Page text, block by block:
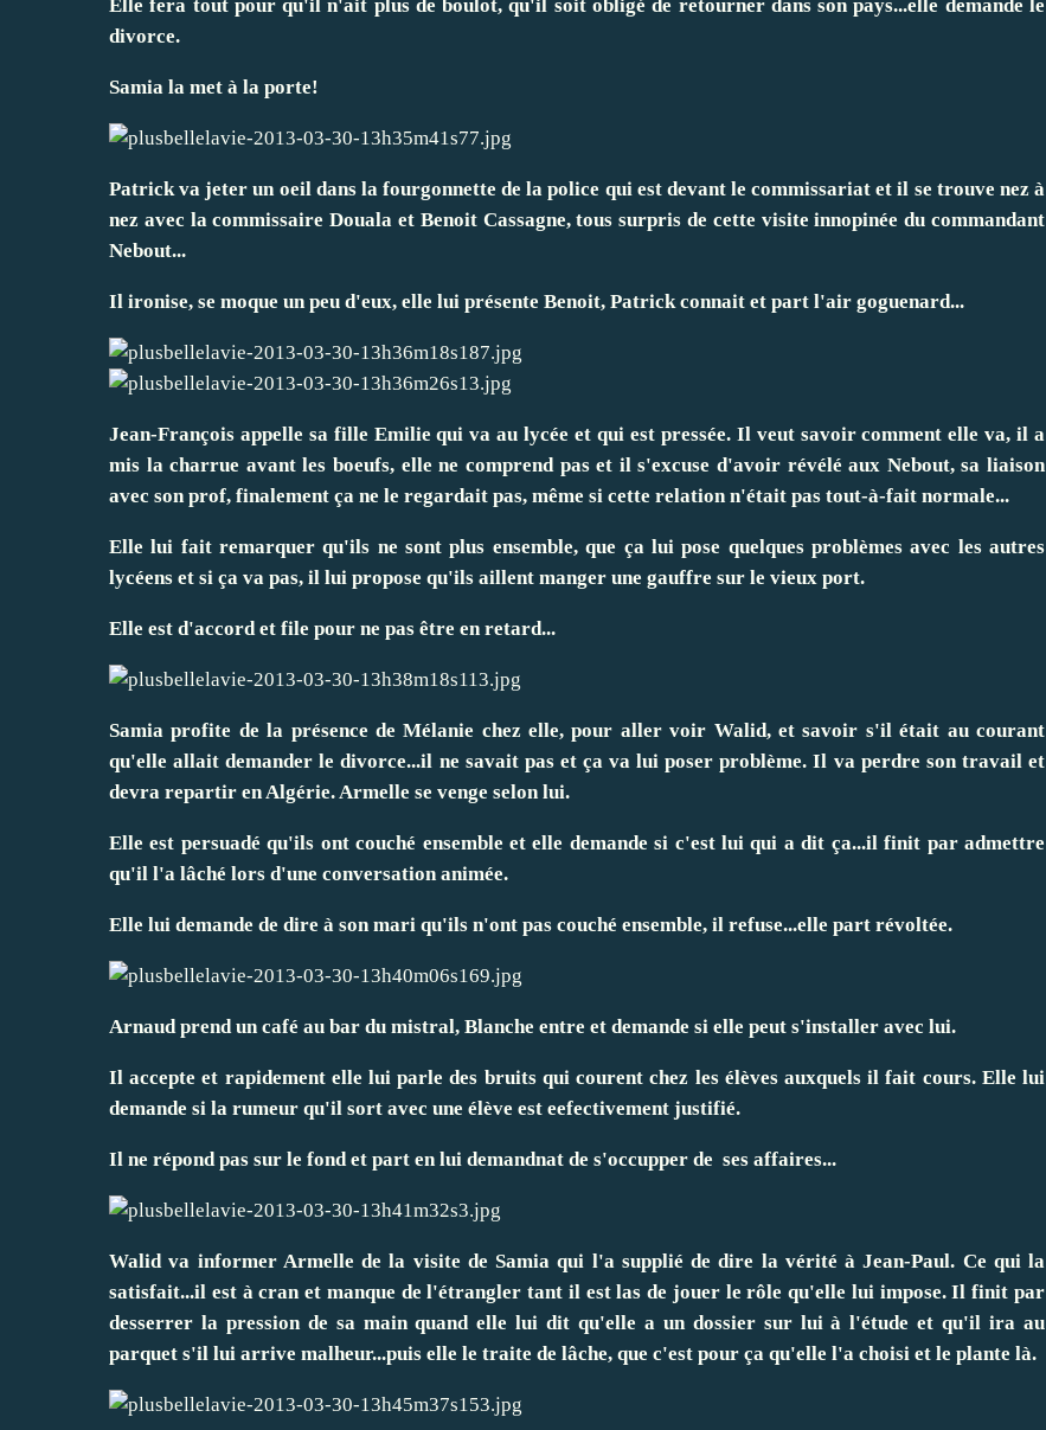
Elle fera tout pour qu'il n'ait plus de boulot, qu'il soit obligé de retourner dans son pays...elle demande le
divorce.
Samia la met à la porte!
Patrick va jeter un oeil dans la fourgonnette de la police qui est devant le commissariat et il se trouve nez à
nez avec la commissaire Douala et Benoit Cassagne, tous surpris de cette visite innopinée du commandant
Nebout...
Il ironise, se moque un peu d'eux, elle lui présente Benoit, Patrick connait et part l'air goguenard...
Jean-François appelle sa fille Emilie qui va au lycée et qui est pressée. Il veut savoir comment elle va, il a
mis la charrue avant les boeufs, elle ne comprend pas et il s'excuse d'avoir révélé aux Nebout, sa liaison
avec son prof, finalement ça ne le regardait pas, même si cette relation n'était pas tout-à-fait normale...
Elle lui fait remarquer qu'ils ne sont plus ensemble, que ça lui pose quelques problèmes avec les autres
lycéens et si ça va pas, il lui propose qu'ils aillent manger une gauffre sur le vieux port.
Elle est d'accord et file pour ne pas être en retard...
Samia profite de la présence de Mélanie chez elle, pour aller voir Walid, et savoir s'il était au courant
qu'elle allait demander le divorce...il ne savait pas et ça va lui poser problème. Il va perdre son travail et
devra repartir en Algérie. Armelle se venge selon lui.
Elle est persuadé qu'ils ont couché ensemble et elle demande si c'est lui qui a dit ça...il finit par admettre
qu'il l'a lâché lors d'une conversation animée.
Elle lui demande de dire à son mari qu'ils n'ont pas couché ensemble, il refuse...elle part révoltée.
Arnaud prend un café au bar du mistral, Blanche entre et demande si elle peut s'installer avec lui.
Il accepte et rapidement elle lui parle des bruits qui courent chez les élèves auxquels il fait cours. Elle lui
demande si la rumeur qu'il sort avec une élève est eefectivement justifié.
Il ne répond pas sur le fond et part en lui demandnat de s'occupper de ses affaires...
Walid va informer Armelle de la visite de Samia qui l'a supplié de dire la vérité à Jean-Paul. Ce qui la
satisfait...il est à cran et manque de l'étrangler tant il est las de jouer le rôle qu'elle lui impose. Il finit par
desserrer la pression de sa main quand elle lui dit qu'elle a un dossier sur lui à l'étude et qu'il ira au
parquet s'il lui arrive malheur...puis elle le traite de lâche, que c'est pour ça qu'elle l'a choisi et le plante là.